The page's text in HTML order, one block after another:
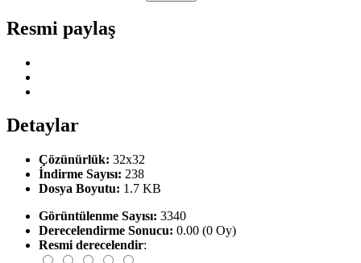
Resmi paylaş
Detaylar
Çözünürlük: 32x32
İndirme Sayısı: 238
Dosya Boyutu: 1.7 KB
Görüntülenme Sayısı: 3340
Derecelendirme Sonucu: 0.00 (0 Oy)
Resmi derecelendir: